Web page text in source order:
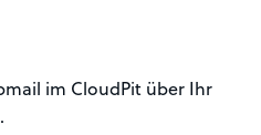
im CloudPit über Ihr